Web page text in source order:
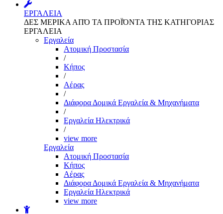
ΕΡΓΑΛΕΙΑ
ΔΕΣ ΜΕΡΙΚΑ ΑΠΌ ΤΑ ΠΡΟΪΌΝΤΑ ΤΗΣ ΚΑΤΗΓΟΡΙΑΣ
ΕΡΓΑΛΕΙΑ
Εργαλεία
Aτομική Προστασία
/
Kήπος
/
Αέρας
/
Διάφορα Δομικά Εργαλεία & Μηχανήματα
/
Εργαλεία Ηλεκτρικά
/
view more
Εργαλεία
Aτομική Προστασία
Kήπος
Αέρας
Διάφορα Δομικά Εργαλεία & Μηχανήματα
Εργαλεία Ηλεκτρικά
view more